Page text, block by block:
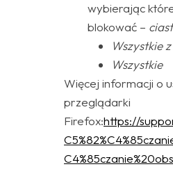
wybierając
blokować –
Wszystkie
Wszystkie
Więcej informacji o
przeglądarki
Firefox:https://